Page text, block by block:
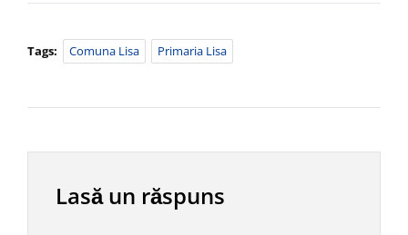
Tags: Comuna Lisa Primaria Lisa
Lasă un răspuns